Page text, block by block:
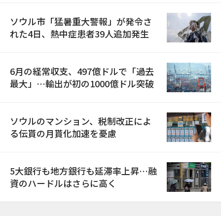
ソウル市「猛暑重大警報」が発令さ
れた4日、熱中症患者39人追加発生
6月の経常収支、497億ドルで「過去
最大」…輸出が初の1000億ドル突破
ソウルのマンション、税制改正によ
る伝貰の月貰化加速を憂慮
5大銀行も地方銀行も延滞率上昇…融
資のハードルはさらに高く